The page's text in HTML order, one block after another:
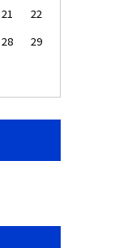
21
22
28
29